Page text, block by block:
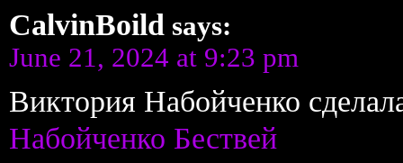
CalvinBoild says:
June 21, 2024 at 9:23 pm
Виктория Набойченко
Набойченко Бествей